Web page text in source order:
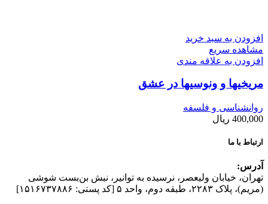
افزودن به سبد خرید
مشاهده سریع
افزودن به علاقه مندی
مریخیها و ونوسیها در عشق
روانشناسی و فلسفه
400,000 ریال
ارتباط با ما
آدرس:
تهران، خیابان وليعصر، نرسيده به توانير، نبش بن‌بست شوشی
(مريم)، پلاک ۲۲۸۳، طبقه دوم، واحد ۵ [کد پستی: ۱۵۱۶۷۳۷۸۸۶]